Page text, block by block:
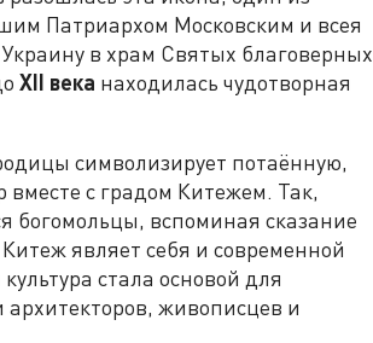
Патриархом Московским и всея
в храм Святых благоверных
XII века находилась чудотворная
символизирует потаённую,
с градом Китежем. Так,
богомольцы, вспоминая сказание
являет себя и современной
стала основой для
архитекторов, живописцев и